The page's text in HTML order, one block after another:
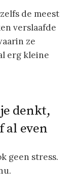
de meest
verslaafde
ze
erg kleine
denkt,
al even
geen stress.